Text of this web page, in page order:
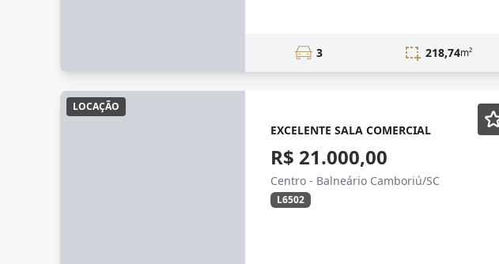
3 218,74m²
LOCAÇÃO
EXCELENTE SALA COMERCIAL
R$ 21.000,00
Centro - Balneário Camboriú/SC
L6502